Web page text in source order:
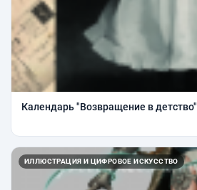
Календарь "Возвращение в детство"
ИЛЛЮСТРАЦИЯ И ЦИФРОВОЕ ИСКУССТВО